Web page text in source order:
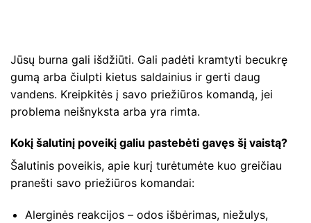
Jūsų burna gali išdžiūti. Gali padėti kramtyti becukrę
gumą arba čiulpti kietus saldainius ir gerti daug
vandens. Kreipkitės į savo priežiūros komandą, jei
problema neišnyksta arba yra rimta.
Kokį šalutinį poveikį galiu pastebėti gavęs šį vaistą?
Šalutinis poveikis, apie kurį turėtumėte kuo greičiau
pranešti savo priežiūros komandai:
Alerginės reakcijos – odos išbėrimas, niežulys,